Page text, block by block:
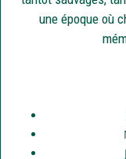
une époque où